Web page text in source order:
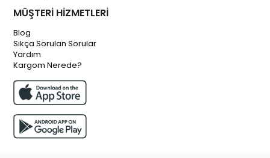
MÜŞTERİ HİZMETLERİ
Blog
Sıkça Sorulan Sorular
Yardım
Kargom Nerede?